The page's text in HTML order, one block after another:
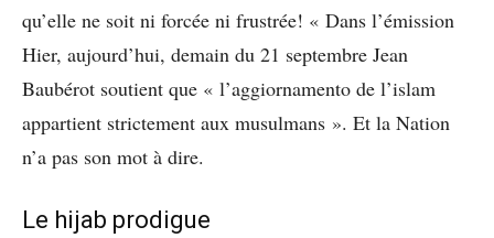
qu’elle ne soit ni forcée ni frustrée! « Dans l’émission
Hier, aujourd’hui, demain du 21 septembre Jean
Baubérot soutient que « l’aggiornamento de l’islam
appartient strictement aux musulmans ». Et la Nation
n’a pas son mot à dire.
Le hijab prodigue